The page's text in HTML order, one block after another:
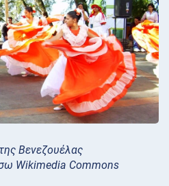
Βενεζουέλας
Wikimedia Commons